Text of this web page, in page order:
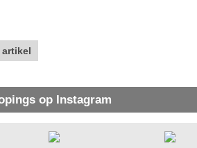
artikel
op Instagram